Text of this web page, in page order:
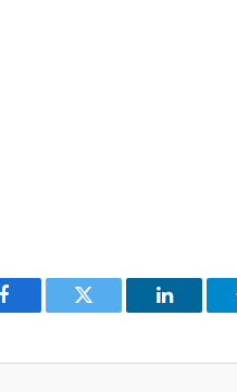
Facebook Twitter LinkedIn